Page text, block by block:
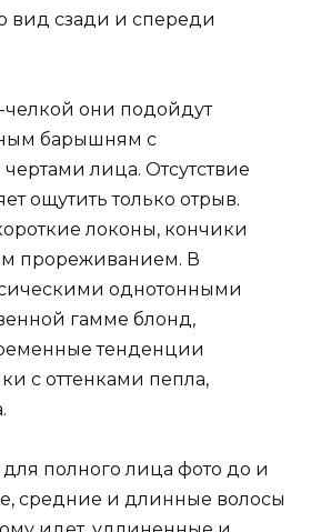
они подойдут
барышням с
лица. Отсутствие
ощутить только отрыв.
локоны, кончики
прореживанием. В
однотонными
гамме блонд,
тенденции
с оттенками пепла,